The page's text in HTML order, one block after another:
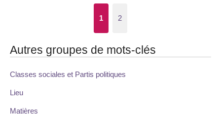
1 2
Autres groupes de mots-clés
Classes sociales et Partis politiques
Lieu
Matières